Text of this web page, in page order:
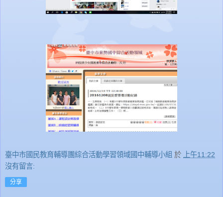
臺中市國民教育輔導團綜合活動學習領域國中輔導小組 於
上午11:22
沒有留言:
分享